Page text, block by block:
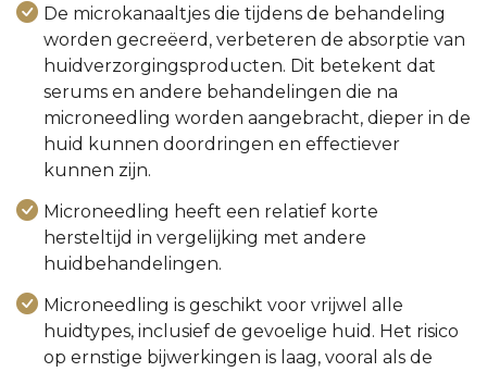
De microkanaaltjes die tijdens de behandeling
worden gecreëerd, verbeteren de absorptie van
huidverzorgingsproducten. Dit betekent dat
serums en andere behandelingen die na
microneedling worden aangebracht, dieper in de
huid kunnen doordringen en effectiever
kunnen zijn.
Microneedling heeft een relatief korte
hersteltijd in vergelijking met andere
huidbehandelingen.
Microneedling is geschikt voor vrijwel alle
huidtypes, inclusief de gevoelige huid. Het risico
op ernstige bijwerkingen is laag, vooral als de